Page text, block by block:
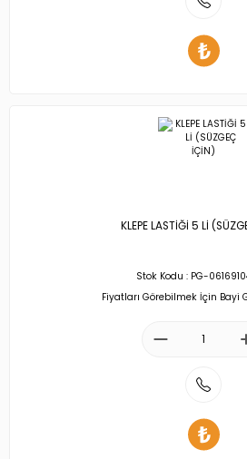
KLEPE LASTİĞİ 5 Lİ
Stok Kodu : PG-
Fiyatları Görebilmek İçin Bayi